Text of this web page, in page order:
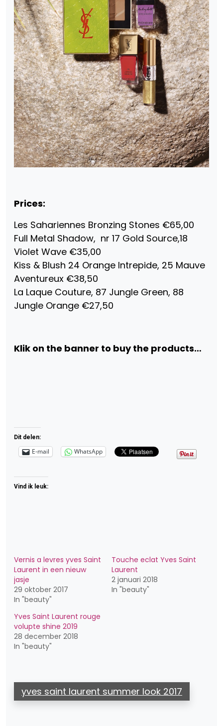
Prices:
Les Sahariennes Bronzing Stones €65,00
Full Metal Shadow, nr 17 Gold Source,18
Violet Wave €35,00
Kiss & Blush 24 Orange Intrepide, 25 Mauve
Aventureux €38,50
La Laque Couture, 87 Jungle Green, 88
Jungle Orange €27,50
Klik on the banner to buy the products…
Dit delen:
E-mail WhatsApp
Vind ik leuk:
Vernis a levres yves Saint
Laurent in een nieuw
jasje
29 oktober 2017
In "beauty"
Touche eclat Yves Saint
Laurent
2 januari 2018
In "beauty"
Yves Saint Laurent rouge
volupte shine 2019
28 december 2018
In "beauty"
yves saint laurent summer look 2017